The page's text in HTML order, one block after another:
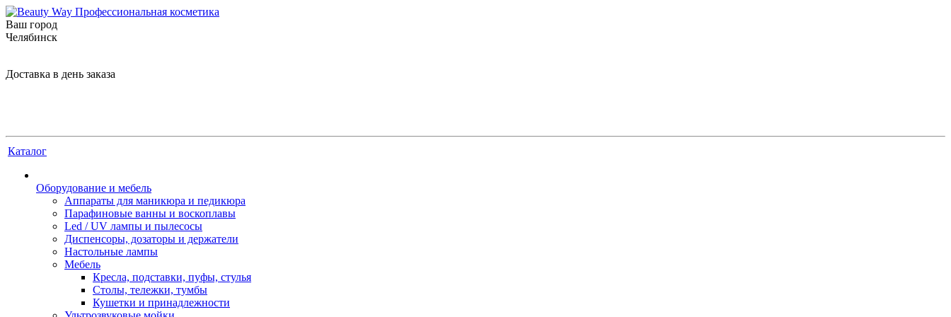
Ваш город
Челябинск
Доставка в день заказа
Каталог
Оборудование и мебель
Аппараты для маникюра и педикюра
Парафиновые ванны и воскоплавы
Led / UV лампы и пылесосы
Диспенсоры, дозаторы и держатели
Настольные лампы
Мебель
Кресла, подставки, пуфы, стулья
Столы, тележки, тумбы
Кушетки и принадлежности